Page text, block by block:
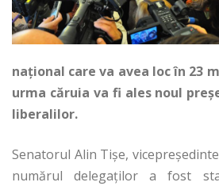
național care va avea loc în 23
urma căruia va fi ales noul
liberalilor.
Senatorul Alin Tișe,
numărul delegaților a fost